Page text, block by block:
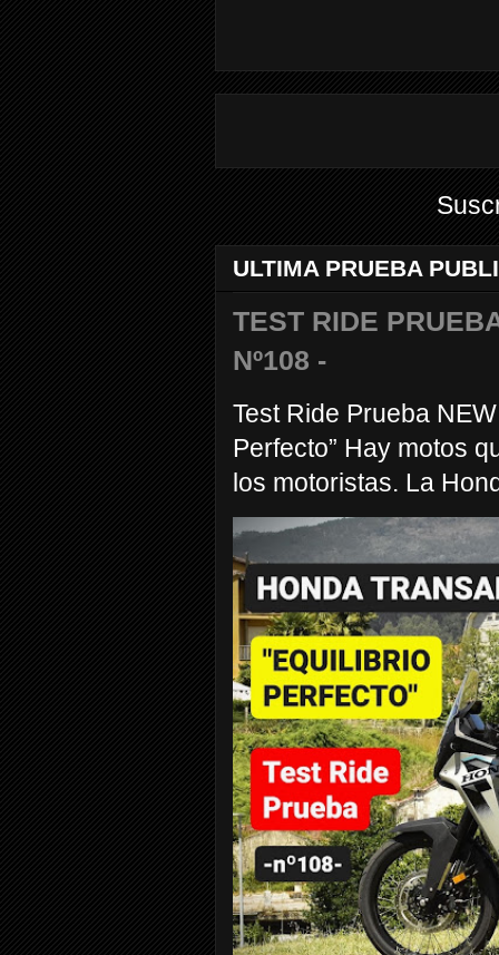
ULTIMA PRUEBA
TEST RIDE
Nº108 -
Test Ride Prueba
Perfecto” Hay motos
los motoristas. La